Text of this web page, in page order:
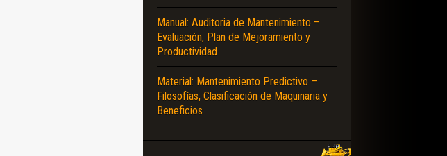
Manual: Auditoria de Mantenimiento –
Evaluación, Plan de Mejoramiento y
Productividad
Material: Mantenimiento Predictivo –
Filosofías, Clasificación de Maquinaria y
Beneficios